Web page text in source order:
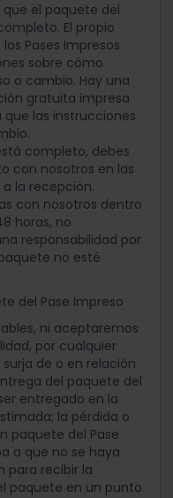
el paquete del
El propio
Pases Impresos
sobre cómo
o cambio. Hay una
gratuita impresa
las instrucciones
completo, debes
con nosotros en las
la recepción.
con nosotros dentro
horas, no
responsabilidad por
no esté
del Pase Impreso
ni aceptaremos
por cualquier
de o en relación
del paquete del
entregado en la
la pérdida o
paquete del Pase
a que no se haya
para recibir la
paquete en un punto